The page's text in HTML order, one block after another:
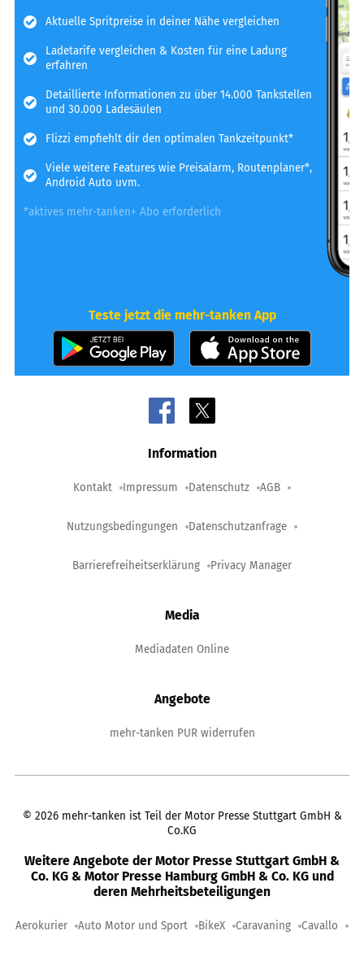
Aktuelle Spritpreise in deiner Nähe vergleichen
Ladetarife vergleichen & Kosten für eine Ladung
erfahren
Detaillierte Informationen zu über 14.000 Tankstellen
und 30.000 Ladesäulen
Flizzi empfiehlt dir den optimalen Tankzeitpunkt*
Viele weitere Features wie Preisalarm, Routenplaner*,
Android Auto uvm.
*aktives mehr-tanken+ Abo erforderlich
Teste jetzt die mehr-tanken App
Information
Kontakt Impressum Datenschutz AGB
Nutzungsbedingungen Datenschutzanfrage
Barrierefreiheitserklärung Privacy Manager
Media
Mediadaten Online
Angebote
mehr-tanken PUR widerrufen
© 2026 mehr-tanken ist Teil der Motor Presse Stuttgart GmbH &
Co.KG
Weitere Angebote der Motor Presse Stuttgart GmbH &
Co. KG & Motor Presse Hamburg GmbH & Co. KG und
deren Mehrheitsbeteiligungen
Aerokurier Auto Motor und Sport BikeX Caravaning Cavallo